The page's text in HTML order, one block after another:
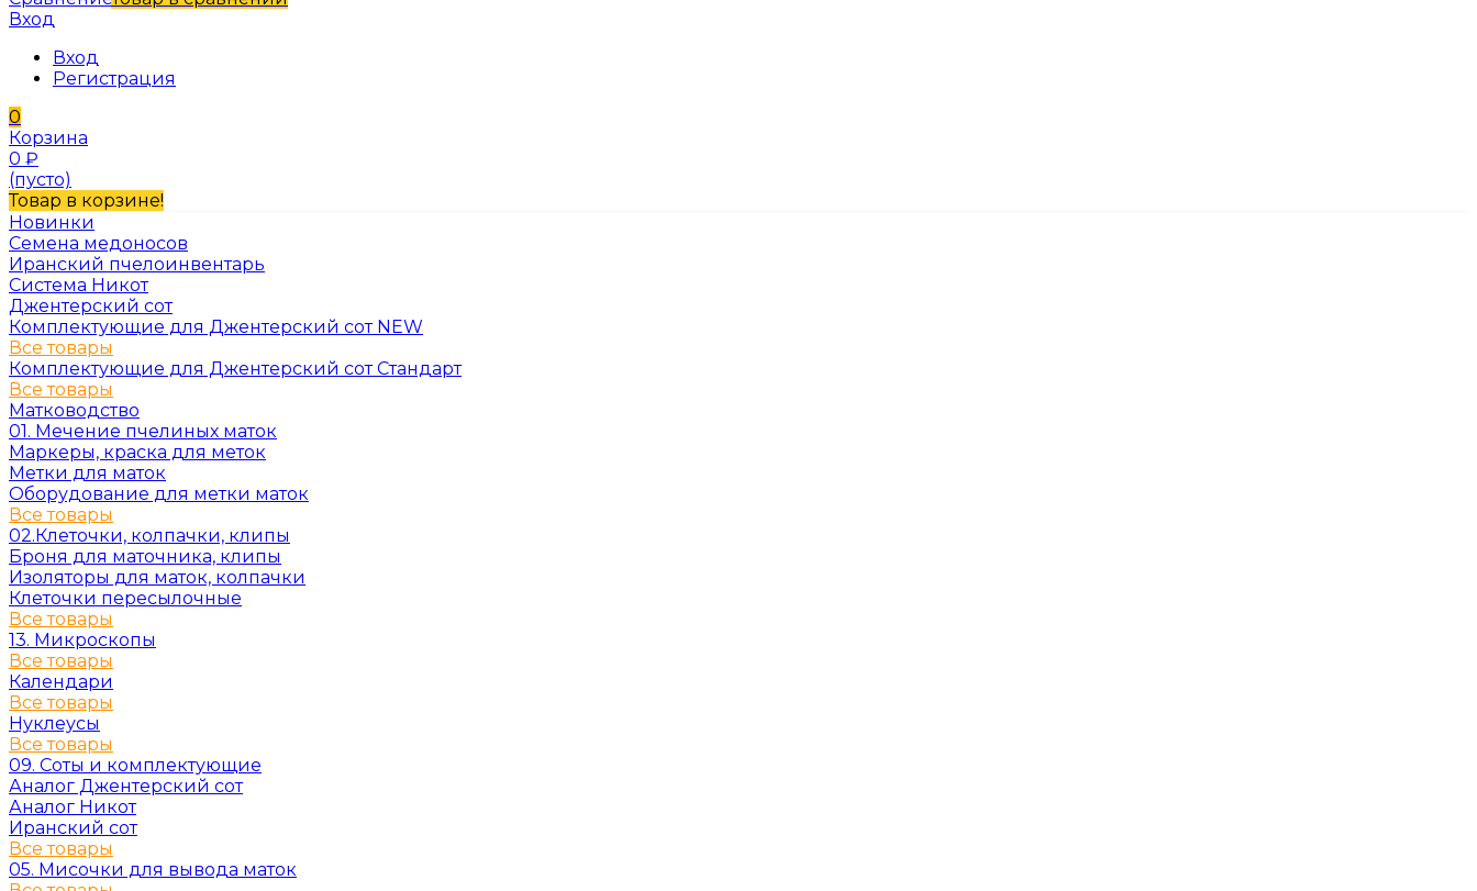
Вход
Вход
Регистрация
0
Корзина
0 ₽
(пусто)
Товар в корзине!
Новинки
Семена медоносов
Иранский пчелоинвентарь
Система Никот
Джентерский сот
Комплектующие для Джентерский сот NEW
Все товары
Комплектующие для Джентерский сот Стандарт
Все товары
Матководство
01. Мечение пчелиных маток
Маркеры, краска для меток
Метки для маток
Оборудование для метки маток
Все товары
02.Клеточки, колпачки, клипы
Броня для маточника, клипы
Изоляторы для маток, колпачки
Клеточки пересылочные
Все товары
13. Микроскопы
Все товары
Календари
Все товары
Нуклеусы
Все товары
09. Соты и комплектующие
Аналог Джентерский сот
Аналог Никот
Иранский сот
Все товары
05. Мисочки для вывода маток